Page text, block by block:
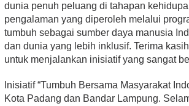
dunia penuh peluang di tahapan
pengalaman yang diperoleh melalui
tumbuh sebagai sumber daya manusia
dan dunia yang lebih inklusif. Terima
untuk menjalankan inisiatif yang sangat
Inisiatif “Tumbuh Bersama Masyarakat
Kota Padang dan Bandar Lampung.